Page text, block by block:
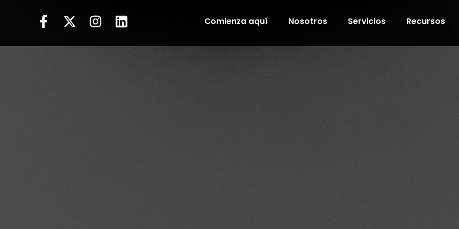
Comienza aquí Nosotros Servicios Recursos